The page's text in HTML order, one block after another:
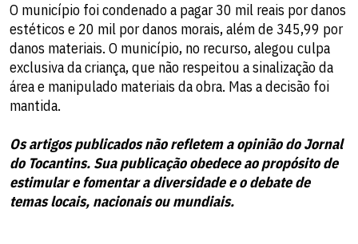
O município foi condenado a pagar 30 mil reais por danos
estéticos e 20 mil por danos morais, além de 345,99 por
danos materiais. O município, no recurso, alegou culpa
exclusiva da criança, que não respeitou a sinalização da
área e manipulado materiais da obra. Mas a decisão foi
mantida.
Os artigos publicados não refletem a opinião do Jornal
do Tocantins. Sua publicação obedece ao propósito de
estimular e fomentar a diversidade e o debate de
temas locais, nacionais ou mundiais.